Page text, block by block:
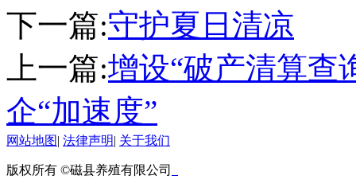
下一篇:守护夏日清凉
上一篇:增设“破产清算查
企“加速度”
网站地图| 法律声明| 关于我们
版权所有 ©磁县养殖有限公司